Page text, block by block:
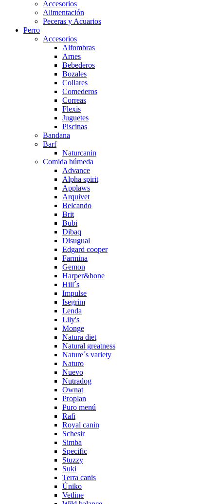
Accesorios
Alimentación
Peceras y Acuarios
Perro
Accesorios
Alfombras
Arnes
Bebederos
Bozales
Collares
Comederos
Correas
Flexis
Juguetes
Piscinas
Bandana
Barf
Naturcanin
Comida húmeda
Advance
Alpha spirit
Applaws
Arquivet
Belcando
Brit
Bubi
Dibaq
Disugual
Edgard cooper
Farmina
Gemon
Harper&bone
Hill´s
Impulse
Isegrim
Lenda
Lily's
Monge
Natura diet
Natural greatness
Nature´s variety
Naturo
Nuevo
Nutradog
Ownat
Proplan
Puro menú
Rafi
Royal canin
Schesir
Simba
Specific
Stuzzy
Suki
Terra canis
Úniko
Vetline